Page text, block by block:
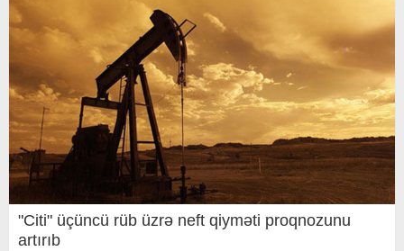
"Citi" üçüncü rüb üzrə neft qiyməti proqnozunu
artırıb